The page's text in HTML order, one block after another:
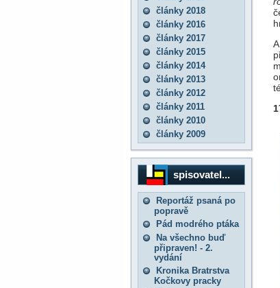
články 2018
články 2016
články 2017
články 2015
články 2014
články 2013
články 2012
články 2011
články 2010
články 2009
spisovatel...
Reportáž psaná po
popravě
Pád modrého ptáka
Na všechno buď
připraven! - 2.
vydání
Kronika Bratrstva
Kočkovy pracky